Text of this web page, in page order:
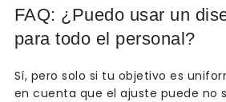
FAQ: ¿Puedo usar un
para todo el personal?
Sí, pero solo si tu objetivo es
en cuenta que el ajuste puede no